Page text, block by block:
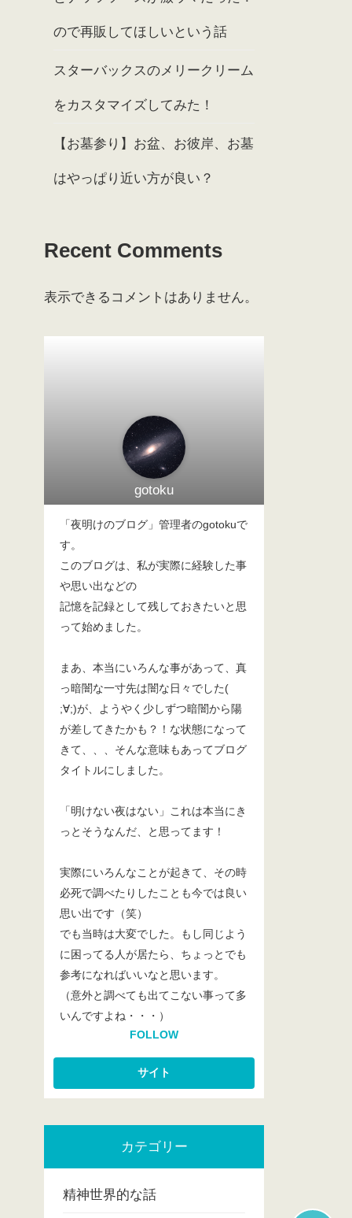
ので再販してほしいという話
スターバックスのメリークリーム
をカスタマイズしてみた！
【お墓参り】お盆、お彼岸、お墓
はやっぱり近い方が良い？
Recent Comments
表示できるコメントはありません。
gotoku
「夜明けのブログ」管理者のgotokuで
す。
このブログは、私が実際に経験した事
や思い出などの
記憶を記録として残しておきたいと思
って始めました。
まあ、本当にいろんな事があって、真
っ暗闇な一寸先は闇な日々でした(
;∀;)が、ようやく少しずつ暗闇から陽
が差してきたかも？！な状態になって
きて、、、そんな意味もあってブログ
タイトルにしました。
「明けない夜はない」これは本当にき
っとそうなんだ、と思ってます！
実際にいろんなことが起きて、その時
必死で調べたりしたことも今では良い
思い出です（笑）
でも当時は大変でした。もし同じよう
に困ってる人が居たら、ちょっとでも
参考になればいいなと思います。
（意外と調べても出てこない事って多
いんですよね・・・）
FOLLOW
カテゴリー
精神世界的な話